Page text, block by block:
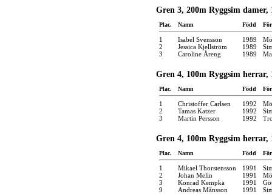
Gren 3, 200m Ryggsim damer,
Plac. Namn Född
1 Isabel Svensson 1989
2
Jessica Kjellström 1989
3
Caroline Åreng 1989
Gren 4, 100m Ryggsim herrar,
Plac. Namn Född
1 Christoffer Carlsen 1992
2
Tamas Katzer 1992
3
Martin Persson 1992
Gren 4, 100m Ryggsim herrar,
Plac. Namn Född
1 Mikael Thorstensson 1991
2
Johan Melin 1991
3
Konrad Kempka 1991
9
Andreas Månsson 1991